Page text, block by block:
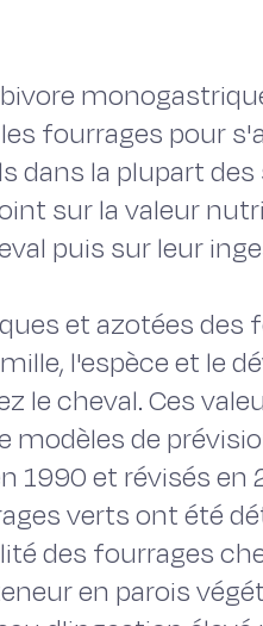
fourrages pour
dans la plupart
sur la valeur
puis sur leur
et azotées des
l'espèce et le
le cheval. Ces
modèles de
1990 et révisés en
verts ont été
des fourrages
en parois